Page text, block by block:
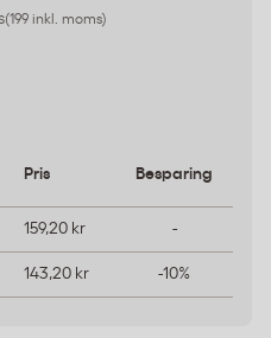
(199 inkl. moms)
Pris Besparing
159,20 kr -
143,20 kr -10%